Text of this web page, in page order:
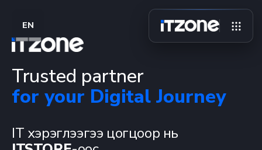
EN
Trusted partner
for your Digital Journey
IT хэрэглээгээ цогцоор нь